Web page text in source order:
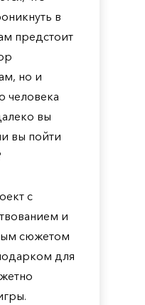
в
предстоит
но и
человека
вы
вы пойти
с
и
сюжетом
для